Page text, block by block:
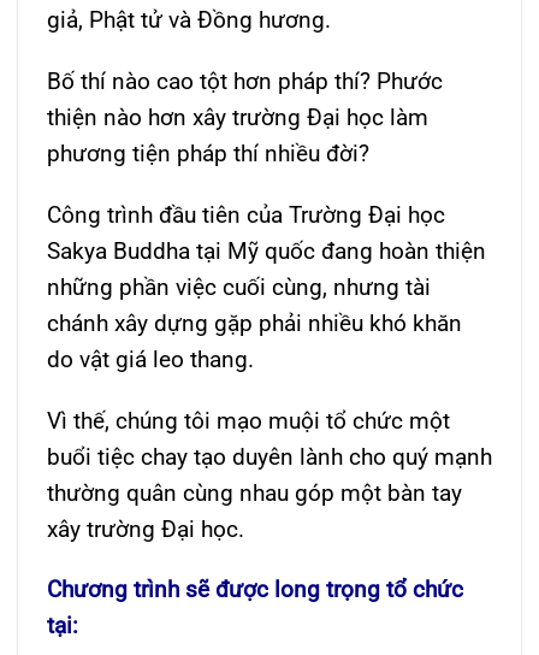
giả, Phật tử và Đồng hương.
Bố thí nào cao tột hơn pháp thí? Phước
thiện nào hơn xây trường Đại học làm
phương tiện pháp thí nhiều đời?
Công trình đầu tiên của Trường Đại học
Sakya Buddha tại Mỹ quốc đang hoàn thiện
những phần việc cuối cùng, nhưng tài
chánh xây dựng gặp phải nhiều khó khăn
do vật giá leo thang.
Vì thế, chúng tôi mạo muội tổ chức một
buổi tiệc chay tạo duyên lành cho quý mạnh
thường quân cùng nhau góp một bàn tay
xây trường Đại học.
Chương trình sẽ được long trọng tổ chức
tại: